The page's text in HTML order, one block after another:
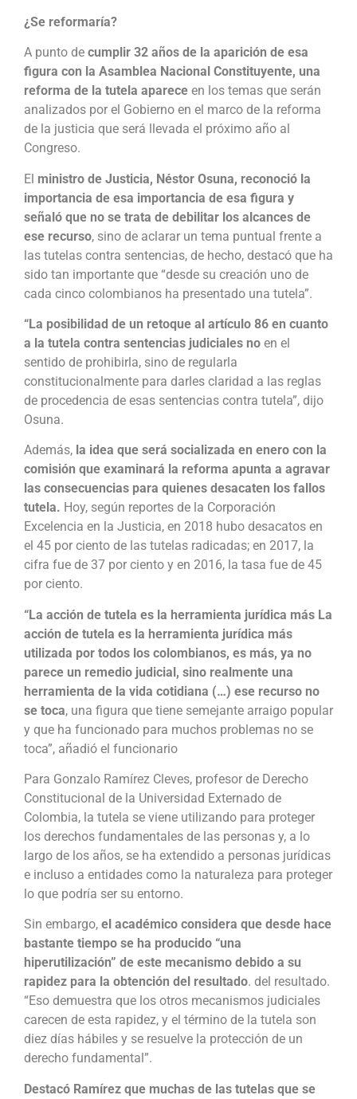
¿Se reformaría?
A punto de cumplir 32 años de la aparición de esa
figura con la Asamblea Nacional Constituyente, una
reforma de la tutela aparece en los temas que serán
analizados por el Gobierno en el marco de la reforma
de la justicia que será llevada el próximo año al
Congreso.
El ministro de Justicia, Néstor Osuna, reconoció la
importancia de esa importancia de esa figura y
señaló que no se trata de debilitar los alcances de
ese recurso, sino de aclarar un tema puntual frente a
las tutelas contra sentencias, de hecho, destacó que ha
sido tan importante que “desde su creación uno de
cada cinco colombianos ha presentado una tutela”.
“La posibilidad de un retoque al artículo 86 en cuanto
a la tutela contra sentencias judiciales no en el
sentido de prohibirla, sino de regularla
constitucionalmente para darles claridad a las reglas
de procedencia de esas sentencias contra tutela”, dijo
Osuna.
Además, la idea que será socializada en enero con la
comisión que examinará la reforma apunta a agravar
las consecuencias para quienes desacaten los fallos
tutela. Hoy, según reportes de la Corporación
Excelencia en la Justicia, en 2018 hubo desacatos en
el 45 por ciento de las tutelas radicadas; en 2017, la
cifra fue de 37 por ciento y en 2016, la tasa fue de 45
por ciento.
“La acción de tutela es la herramienta jurídica más La
acción de tutela es la herramienta jurídica más
utilizada por todos los colombianos, es más, ya no
parece un remedio judicial, sino realmente una
herramienta de la vida cotidiana (…) ese recurso no
se toca, una figura que tiene semejante arraigo popular
y que ha funcionado para muchos problemas no se
toca”, añadió el funcionario
Para Gonzalo Ramírez Cleves, profesor de Derecho
Constitucional de la Universidad Externado de
Colombia, la tutela se viene utilizando para proteger
los derechos fundamentales de las personas y, a lo
largo de los años, se ha extendido a personas jurídicas
e incluso a entidades como la naturaleza para proteger
lo que podría ser su entorno.
Sin embargo, el académico considera que desde hace
bastante tiempo se ha producido “una
hiperutilización” de este mecanismo debido a su
rapidez para la obtención del resultado. del resultado.
“Eso demuestra que los otros mecanismos judiciales
carecen de esta rapidez, y el término de la tutela son
diez días hábiles y se resuelve la protección de un
derecho fundamental”.
Destacó Ramírez que muchas de las tutelas que se